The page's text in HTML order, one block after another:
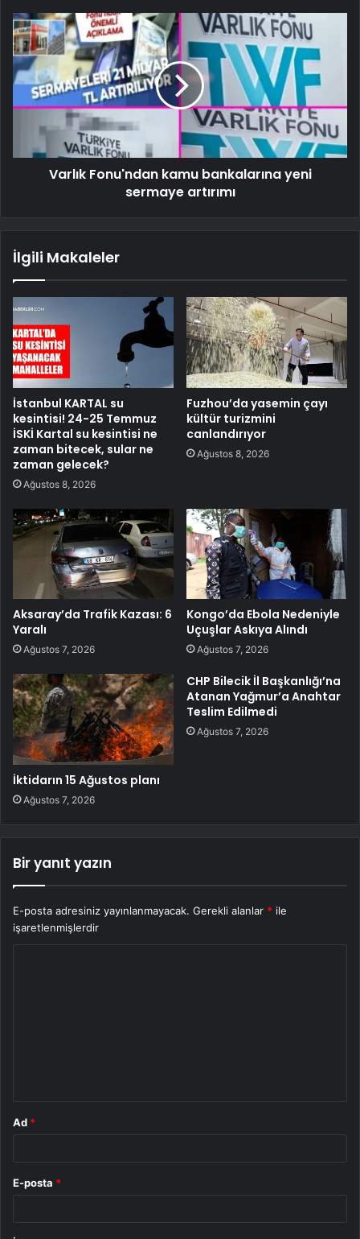
Varlık Fonu'ndan kamu bankalarına yeni
sermaye artırımı
İlgili Makaleler
İstanbul KARTAL su
kesintisi! 24-25 Temmuz
İSKİ Kartal su kesintisi ne
zaman bitecek, sular ne
zaman gelecek?
Ağustos 8, 2026
Fuzhou’da yasemin çayı
kültür turizmini
canlandırıyor
Ağustos 8, 2026
Aksaray’da Trafik Kazası: 6
Yaralı
Ağustos 7, 2026
Kongo’da Ebola Nedeniyle
Uçuşlar Askıya Alındı
Ağustos 7, 2026
İktidarın 15 Ağustos planı
Ağustos 7, 2026
CHP Bilecik İl Başkanlığı’na
Atanan Yağmur’a Anahtar
Teslim Edilmedi
Ağustos 7, 2026
Bir yanıt yazın
E-posta adresiniz yayınlanmayacak. Gerekli alanlar * ile
işaretlenmişlerdir
Ad *
E-posta *